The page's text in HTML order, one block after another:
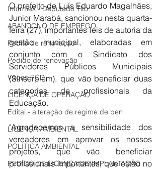
Informes - Deputado Tito
ABANDONO DE EMPREGO
Pedito de renovação
Pedido de renovação
Vagas PCD
LICENÇA DE OPERAÇÃO
Edital - alteração de regime de ben
LICENÇA AMBIENTAL
POLÍTICA AMBIENTAL
PEDIDO DE LICENÇA DE IMPLANTAÇÃO
O prefeito de Luís Eduardo Magalhães,
Junior Marabá, sancionou nesta quarta-
feira (27), importantes leis de autoria da
gestão municipal, elaboradas em
conjunto com o Sindicato dos
Servidores Públicos Municipais
(Sinserplem), que vão beneficiar duas
categorias de profissionais da
Educação.
"Agradecemos a sensibilidade dos
vereadores em aprovar os nossos
projetos, que vão beneficiar
profissionais importantes, que estão no